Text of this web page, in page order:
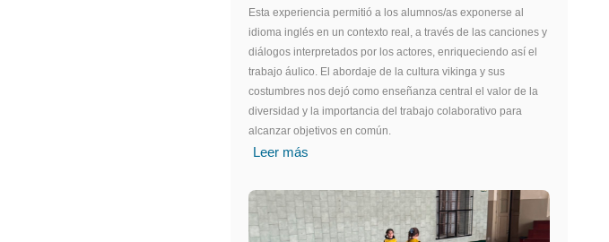
Esta experiencia permitió a los alumnos/as exponerse al
idioma inglés en un contexto real, a través de las canciones y
diálogos interpretados por los actores, enriqueciendo así el
trabajo áulico. El abordaje de la cultura vikinga y sus
costumbres nos dejó como enseñanza central el valor de la
diversidad y la importancia del trabajo colaborativo para
alcanzar objetivos en común.
Leer más